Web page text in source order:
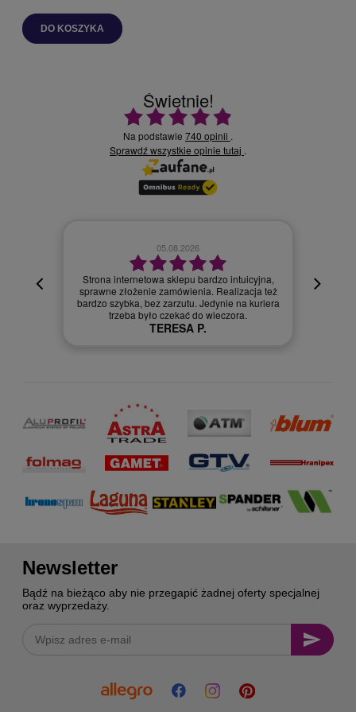
DO KOSZYKA
Świetnie!
Ocena średnia 4.9 na 5
Na podstawie 740 opinii .
Sprawdź wszystkie opinie tutaj .
02.08.2026
Szybka dostawa.
Szymon R.
Newsletter
Bądź na bieżąco aby nie przegapić żadnej oferty specjalnej
oraz wyprzedaży.